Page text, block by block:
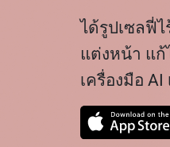
ได้รูปเซลฟี่
แต่งหน้า แก้
เครื่องมือ